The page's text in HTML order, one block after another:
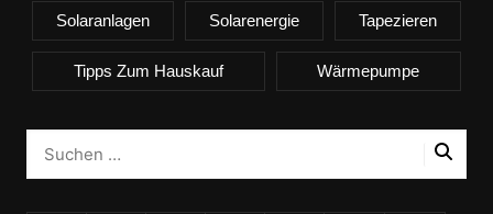
Solaranlagen Solarenergie Tapezieren
Tipps Zum Hauskauf Wärmepumpe